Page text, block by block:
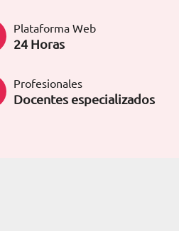
Plataforma Web
24 Horas
Profesionales
Docentes especializados